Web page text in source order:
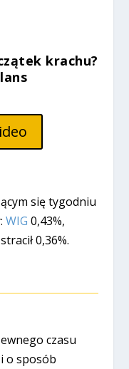
krachu?
się tygodniu
WIG 0,43%,
stracił 0,36%.
czasu
o sposób